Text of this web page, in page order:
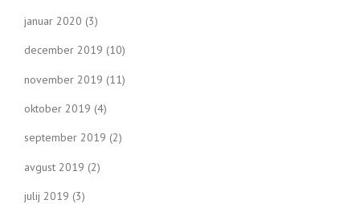
januar 2020 (3)
december 2019 (10)
november 2019 (11)
oktober 2019 (4)
september 2019 (2)
avgust 2019 (2)
julij 2019 (3)